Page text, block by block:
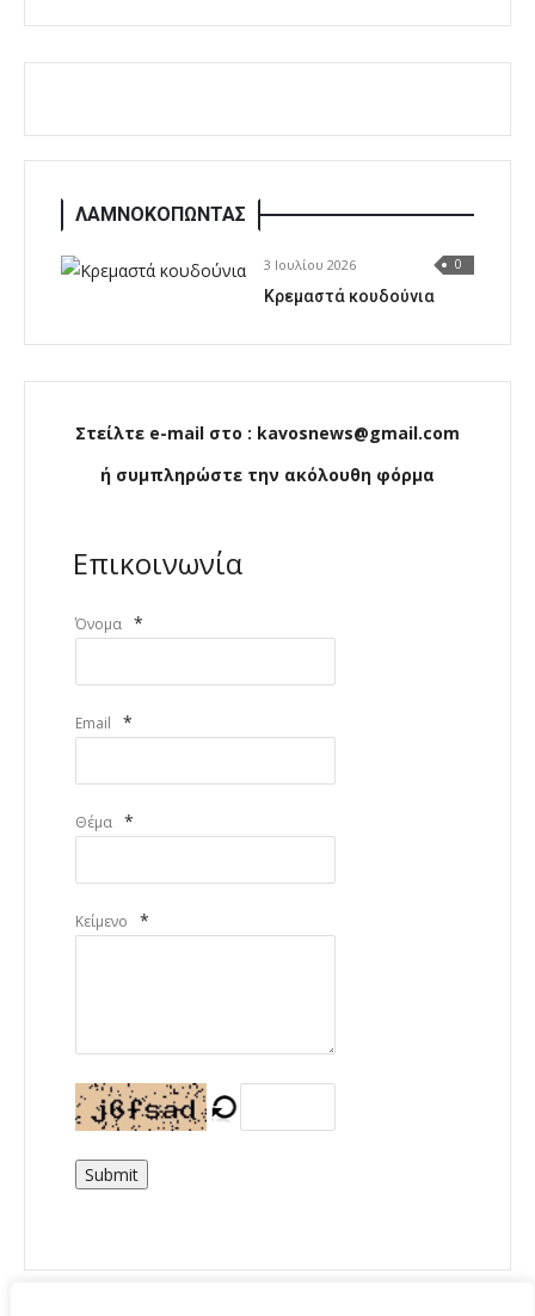
ΛΑΜΝΟΚΟΠΩΝΤΑΣ
3 Ιουλίου 2026 0
Κρεμαστά κουδούνια
Στείλτε e-mail στο : kavosnews@gmail.com
ή συμπληρώστε την ακόλουθη φόρμα
Επικοινωνία
Όνομα *
Email *
Θέμα *
Κείμενο *
Submit